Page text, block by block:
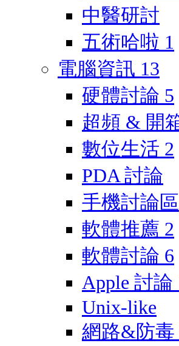
中醫研討
五術哈啦 1
電腦資訊 13
硬體討論 5
超頻 & 開
數位生活 2
PDA 討論
手機討論區
軟體推薦 2
軟體討論 6
Apple 討論
Unix-like
網路&防毒